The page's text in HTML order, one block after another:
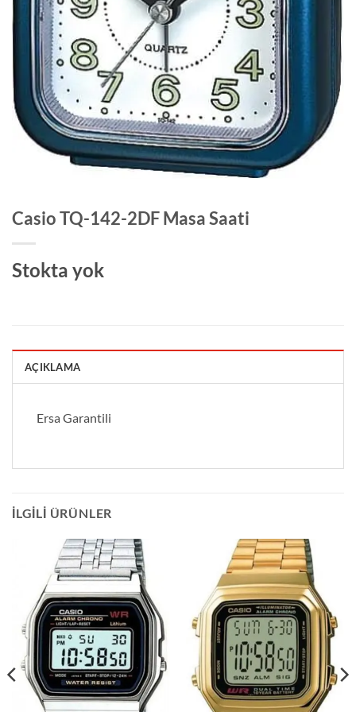
Casio TQ-142-2DF Masa Saati
Stokta yok
AÇIKLAMA
Ersa Garantili
İLGILI ÜRÜNLER